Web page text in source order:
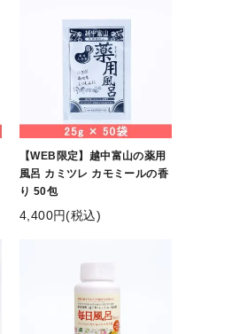
【WEB限定】越中富山の薬用
風呂 カミツレ カモミールの香
り 50包
4,400円(税込)